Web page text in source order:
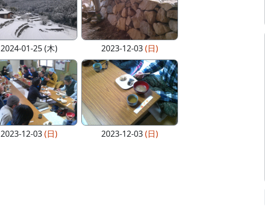
2024-01-25 (木) 2023-12-03(日)
2023-12-03(日) 2023-12-03(日)